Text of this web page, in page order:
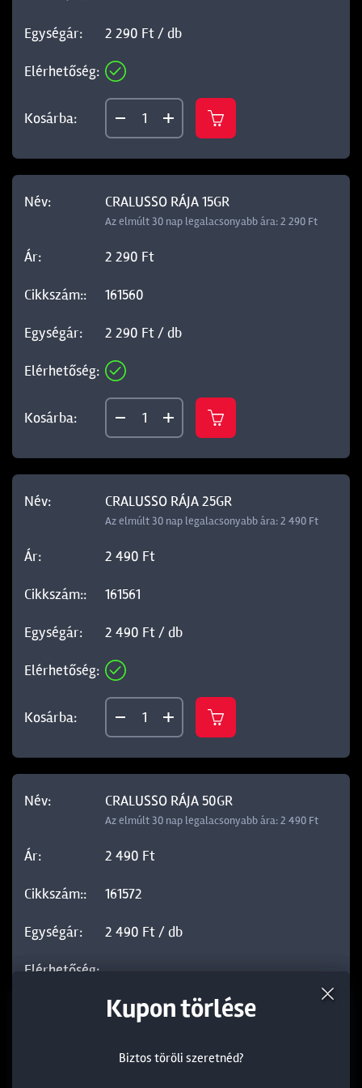
2 290 Ft / db
CRALUSSO RÁJA 15GR
Az elmúlt 30 nap legalacsonyabb ára: 2 290 Ft
2 290 Ft
161560
2 290 Ft / db
CRALUSSO RÁJA 25GR
Az elmúlt 30 nap legalacsonyabb ára: 2 490 Ft
2 490 Ft
161561
2 490 Ft / db
CRALUSSO RÁJA 50GR
Az elmúlt 30 nap legalacsonyabb ára: 2 490 Ft
2 490 Ft
161572
2 490 Ft / db
Termék törlése a kosárból
Biztos töröli szeretnéd?
Kedvezmény törlése
Biztos töröli szeretnéd?
Kupon törlése
Biztos töröli szeretnéd?